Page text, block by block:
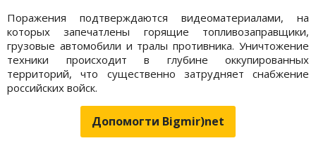
Поражения подтверждаются видеоматериалами, на
которых запечатлены горящие топливозаправщики,
грузовые автомобили и тралы противника. Уничтожение
техники происходит в глубине оккупированных
территорий, что существенно затрудняет снабжение
российских войск.
Допомогти Bigmir)net